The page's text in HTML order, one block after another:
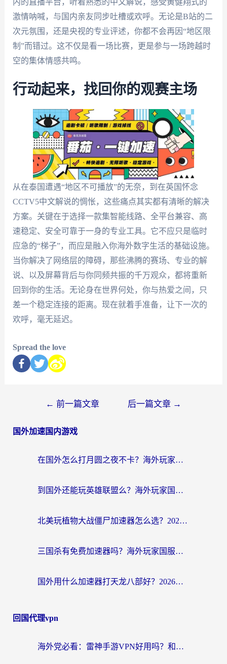
激情呐喊，与国内亲友同步吐槽或欢呼。无论是B站的二
次元氛围，还是央视的专业评述，你都不会再因“地区限
制”而错过。这不仅是看一场比赛，更是参与一场跨越时
空的集体情感共鸣。
行动起来，找回你的观赛主场
从在泰国遭遇“地区不可播放”的无奈，到在英国怀念
CCTV5中文解说的惆怅，这些痛点其实都有清晰的解决
方案。关键在于选择一款集智能线路、全平台兼容、高
速稳定、安全可靠于一身的专业工具。它不应只是临时
应急的“梯子”，而应是融入你海外数字生活的基础设施。
当你解决了网络层的障碍，那些沸腾的赛场、专业的解
说、以及屏幕背后与你同频共振的千万观众，都将重新
回到你的生活。无论身在世界何处，你与热爱之间，只
差一个稳定连接的距离。现在就着手准备，让下一次的
欢呼，毫无延迟。
Spread the love
← 前一篇文章 后一篇文章 →
国外加速国内游戏
在国外怎么打月圆之夜不卡？海外玩家国服游戏加速终极指南（附巴西英国游戏适配方案）
到国外还能玩英雄联盟么？海外玩家国服游戏畅玩终极指南
北美玩植物大战僵尸加速器怎么选？2026海外党必看的国服游戏加速指南
三国杀有免费加速器吗？海外玩家国服畅玩终极指南（附泰国南非专属解决方案）
国外用什么加速器打天龙八部好？2026海外玩家国服游戏加速全攻略
回国代理vpn
海外党必看：雷神手游VPN好用吗？和天速回国VPN对比哪个回国效果更好？附实用加速器选择指南